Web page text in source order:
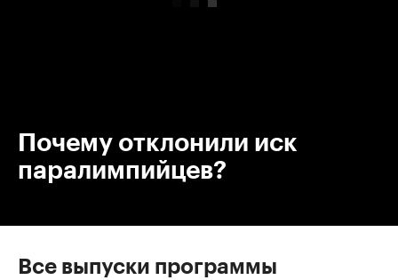
Почему отклонили иск
паралимпийцев?
Все выпуски программы